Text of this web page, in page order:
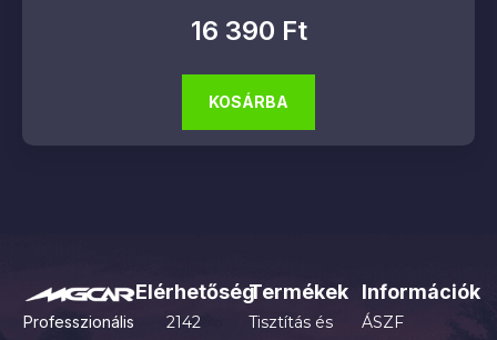
16 390 Ft
KOSÁRBA
Professzionális
Elérhetőség
2142
Termékek
Tisztítás és
Információk
ÁSZF